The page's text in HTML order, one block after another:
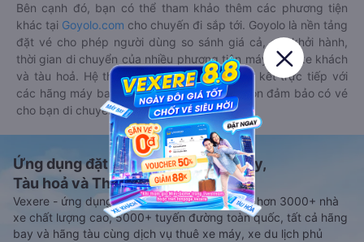
Bên cạnh đó, bạn có thể tham khảo thêm các phương tiện
khác tại Goyolo.com cho chuyến đi sắp tới. Goyolo là nền tảng
đặt vé cho phép người dùng so sánh giá cả, giờ khởi hành,
thời gian di chuyển của nhiều phương tiện máy bay, xe khách
và tàu hoả. Hệ thống của Goyolo được liên kết trực tiếp với
các hãng máy bay, xe khách và tàu hoả, luôn đảm bảo có vé
cho bạn di chuyển.
Ứng dụng đặt vé Xe khách, Máy bay,
Tàu hoả và Thuê xe
Vexere - ứng dụng đặt vé đa phương tiện với hơn 3000+ nhà
xe chất lượng cao, 5000+ tuyến đường toàn quốc, tất cả hãng
bay và hãng tàu cùng dịch vụ thuê xe máy, xe du lịch phủ